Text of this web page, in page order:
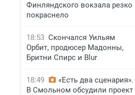
Финляндского вокзала резко
покраснело
18:53 Скончался Уильям
Орбит, продюсер Мадонны,
Бритни Спирс и Blur
18:49
«Есть два сценария».
В Смольном обсудили проект